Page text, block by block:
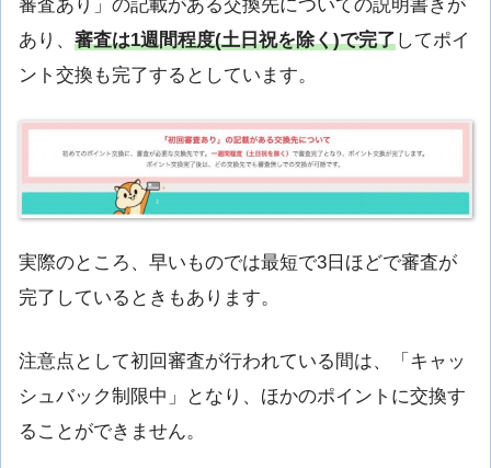
審査あり」の記載がある交換先についての説明書きが
あり、 審査は1週間程度(土日祝を除く)で完了してポイ
ント交換も完了するとしています。
実際のところ、早いものでは最短で3日ほどで審査が
完了しているときもあります。
注意点として初回審査が行われている間は、「 キャッ
シュバック制限中 」となり、 ほかのポイントに交換す
ることができません。